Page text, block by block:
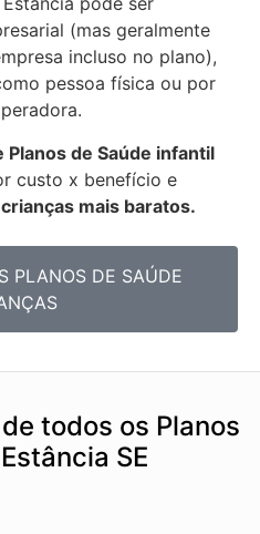
(mas geralmente
incluso no plano),
pessoa física ou por
de Saúde infantil
custo x benefício e
mais baratos.
PLANOS DE SAÚDE
todos os Planos
SE